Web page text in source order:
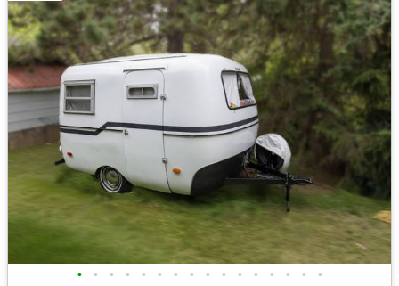
• • • • • • • • • • • • • • • •